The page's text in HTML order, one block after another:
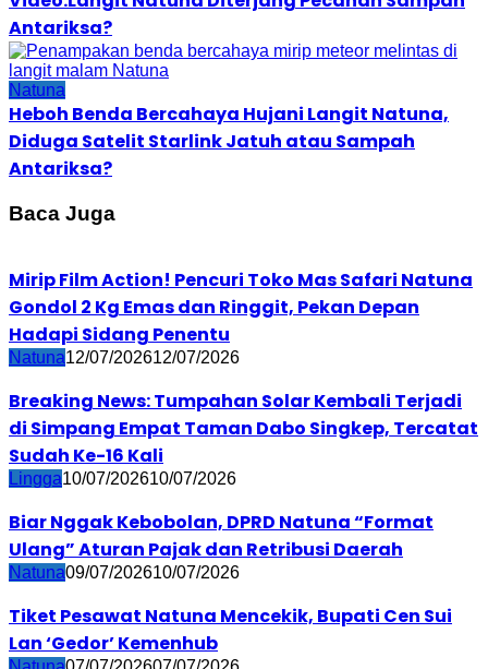
Antariksa?
Natuna
Heboh Benda Bercahaya Hujani Langit Natuna,
Diduga Satelit Starlink Jatuh atau Sampah
Antariksa?
Baca Juga
Mirip Film Action! Pencuri Toko Mas Safari Natuna
Gondol 2 Kg Emas dan Ringgit, Pekan Depan
Hadapi Sidang Penentu
Natuna12/07/202612/07/2026
Breaking News: Tumpahan Solar Kembali Terjadi
di Simpang Empat Taman Dabo Singkep, Tercatat
Sudah Ke-16 Kali
Lingga10/07/202610/07/2026
Biar Nggak Kebobolan, DPRD Natuna “Format
Ulang” Aturan Pajak dan Retribusi Daerah
Natuna09/07/202610/07/2026
Tiket Pesawat Natuna Mencekik, Bupati Cen Sui
Lan ‘Gedor’ Kemenhub